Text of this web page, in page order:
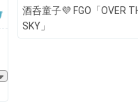
酒呑童子💜 FGO「OVER
SKY」